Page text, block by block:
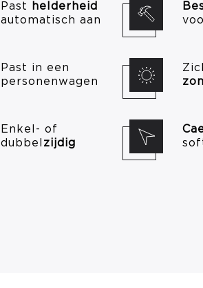
Past
helderheid
automatisch aan
Past in een
personenwagen
Enkel- of
dubbel zijdig